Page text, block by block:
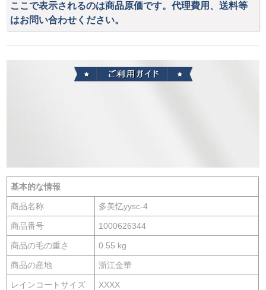
ここで表示されるのは商品原価です。代理費用、送料等
はお問い合わせください。
基本的な情報
商品名称 多美忆yysc-4
商品番号 1000626344
商品の毛の重さ 0.55 kg
商品の産地 浙江金華
レインコートサイズ XXXX